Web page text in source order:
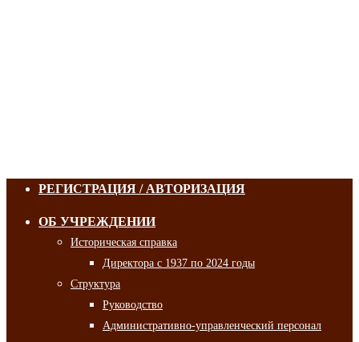
РЕГИСТРАЦИЯ / АВТОРИЗАЦИЯ
ОБ УЧРЕЖДЕНИИ
Историческая справка
Директора с 1937 по 2024 годы
Структура
Руководство
Административно-управленческий персонал